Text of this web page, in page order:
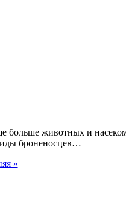
больше животных и
броненосцев…
»